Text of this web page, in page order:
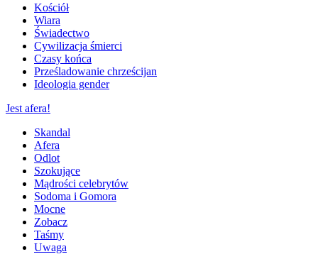
Kościół
Wiara
Świadectwo
Cywilizacja śmierci
Czasy końca
Prześladowanie chrześcijan
Ideologia gender
Jest afera!
Skandal
Afera
Odlot
Szokujące
Mądrości celebrytów
Sodoma i Gomora
Mocne
Zobacz
Taśmy
Uwaga